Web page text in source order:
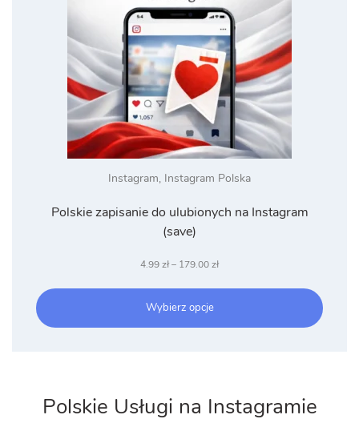
Instagram, Instagram Polska
Polskie zapisanie do ulubionych na Instagram
(save)
4.99zł– 179.00złZakres
od
Wybierz opcje
Polskie Usługi na Instagramie